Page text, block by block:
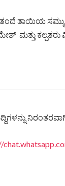
ತಾಯಿಯ
ಮತ್ತು ಕಲ್ಪತರು